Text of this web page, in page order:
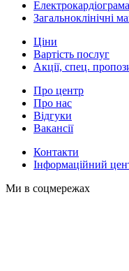
Електрокардіограма
Загальноклінічні
Ціни
Вартість послуг
Акції, спец.
Про центр
Про нас
Відгуки
Вакансії
Контакти
Інформаційний
Ми в соцмережах